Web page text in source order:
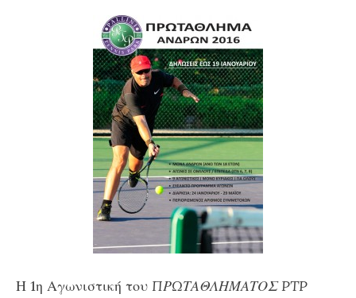
Η 1η Αγωνιστική του ΠΡΩΤΑΘΛΗΜΑΤΟΣ PTP